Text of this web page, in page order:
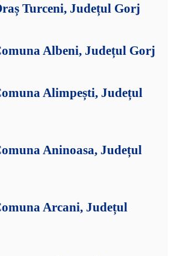
Turceni, Județul Gorj
Albeni, Județul Gorj
Alimpești, Județul
Aninoasa, Județul
Arcani, Județul